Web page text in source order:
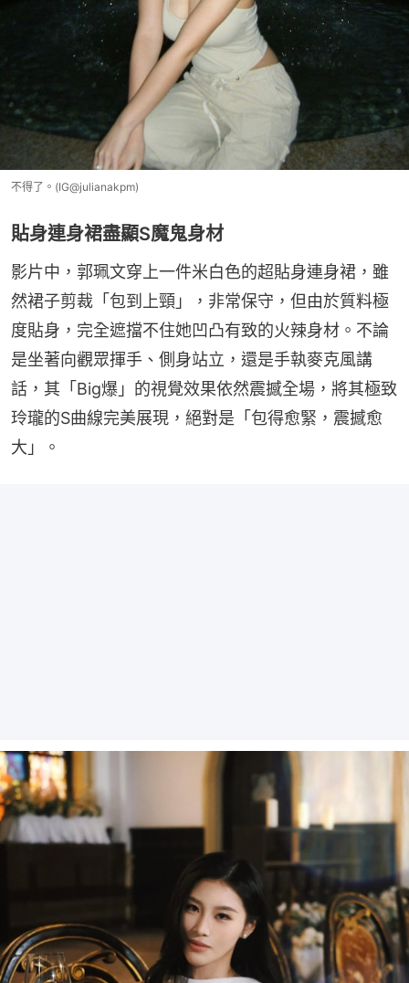
不得了。(IG@julianakpm)
貼身連身裙盡顯S魔鬼身材
影片中，郭珮文穿上一件米白色的超貼身連身裙，雖
然裙子剪裁「包到上頸」，非常保守，但由於質料極
度貼身，完全遮擋不住她凹凸有致的火辣身材。不論
是坐著向觀眾揮手、側身站立，還是手執麥克風講
話，其「Big爆」的視覺效果依然震撼全場，將其極致
玲瓏的S曲線完美展現，絕對是「包得愈緊，震撼愈
大」。